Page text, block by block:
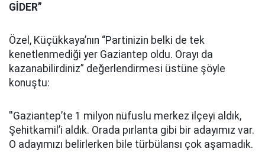
GİDER”
Özel, Küçükkaya’nın “Partinizin belki de tek
kenetlenmediği yer Gaziantep oldu. Orayı da
kazanabilirdiniz” değerlendirmesi üstüne şöyle
konuştu:
''Gaziantep’te 1 milyon nüfuslu merkez ilçeyi aldık,
Şehitkamil’i aldık. Orada pırlanta gibi bir adayımız var.
O adayımızı belirlerken bile türbülansı çok aşamadık.